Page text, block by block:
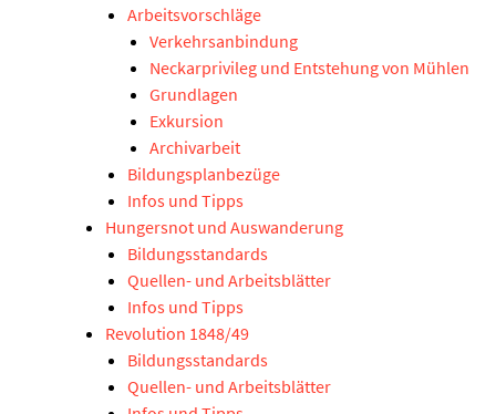
Arbeitsvorschläge
Verkehrsanbindung
Neckarprivileg und Entstehung von Mühlen
Grundlagen
Exkursion
Archivarbeit
Bildungsplanbezüge
Infos und Tipps
Hungersnot und Auswanderung
Bildungsstandards
Quellen- und Arbeitsblätter
Infos und Tipps
Revolution 1848/49
Bildungsstandards
Quellen- und Arbeitsblätter